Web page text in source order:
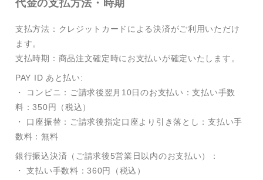
代金の支払方法・時期
支払方法：クレジットカードによる決済がご利用いただけ
ます。
支払時期：商品注文確定時にお支払いが確定いたします。
PAY ID あと払い:
・ コンビニ：ご請求後翌月10日のお支払い：支払い手数
料：350円（税込）
・ 口座振替：ご請求後指定口座より引き落とし：支払い手
数料：無料
銀行振込決済（ご請求後5営業日以内のお支払い）：
・ 支払い手数料：360円（税込）